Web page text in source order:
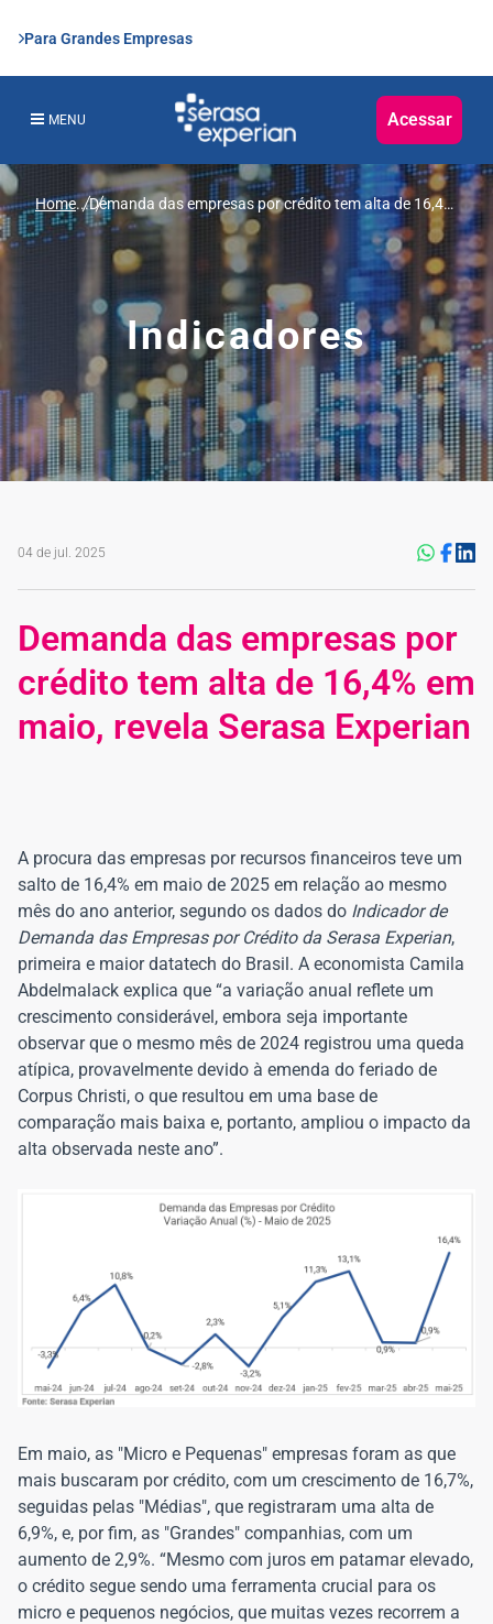
Para Grandes Empresas
MENU Acessar
Home...Demanda das empresas por crédito tem alta de 16,4%
em maio, revela Serasa Experian
Indicadores
04 de jul. 2025
Demanda das empresas por
crédito tem alta de 16,4% em
maio, revela Serasa Experian
A procura das empresas por recursos financeiros teve um
salto de 16,4% em maio de 2025 em relação ao mesmo
mês do ano anterior, segundo os dados do Indicador de
Demanda das Empresas por Crédito da Serasa Experian,
primeira e maior datatech do Brasil. A economista Camila
Abdelmalack explica que “a variação anual reflete um
crescimento considerável, embora seja importante
observar que o mesmo mês de 2024 registrou uma queda
atípica, provavelmente devido à emenda do feriado de
Corpus Christi, o que resultou em uma base de
comparação mais baixa e, portanto, ampliou o impacto da
alta observada neste ano”.
Em maio, as "Micro e Pequenas" empresas foram as que
mais buscaram por crédito, com um crescimento de 16,7%,
seguidas pelas "Médias", que registraram uma alta de
6,9%, e, por fim, as "Grandes" companhias, com um
aumento de 2,9%. “Mesmo com juros em patamar elevado,
o crédito segue sendo uma ferramenta crucial para os
micro e pequenos negócios, que muitas vezes recorrem a